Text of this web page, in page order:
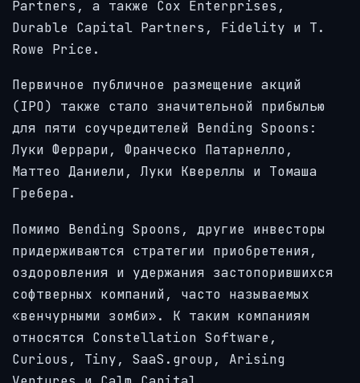
Partners, а также Cox Enterprises,
Durable Capital Partners, Fidelity и T.
Rowe Price.
Первичное публичное размещение акций
(IPO) также стало значительной прибылью
для пяти соучредителей Bending Spoons:
Луки Феррари, Франческо Патарнелло,
Маттео Даниели, Луки Квереллы и Томаша
Гребера.
Помимо Bending Spoons, другие инвесторы
придерживаются стратегии приобретения,
оздоровления и удержания застопорившихся
софтверных компаний, часто называемых
«венчурными зомби». К таким компаниям
относятся Constellation Software,
Curious, Tiny, SaaS.group, Arising